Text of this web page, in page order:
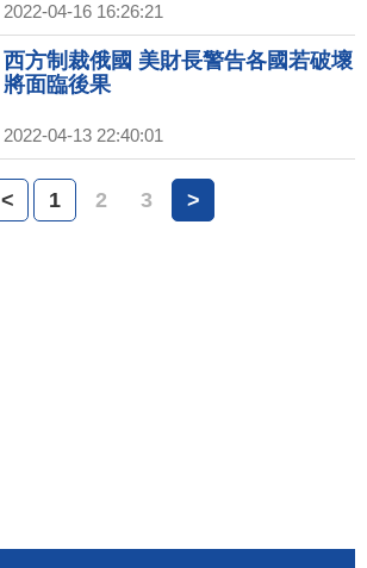
2022-04-16 16:26:21
西方制裁俄國 美財長警告各國若破壞
將面臨後果
2022-04-13 22:40:01
< 1 2 3 >